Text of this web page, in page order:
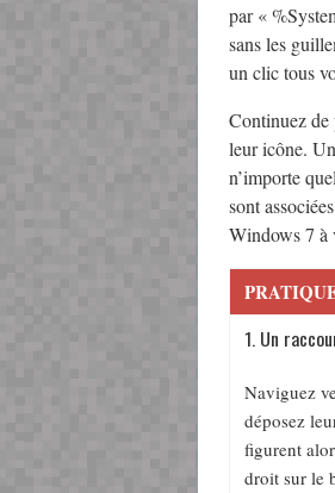
par «
sans les
un clic tous
Continuez de
leur icône.
n’importe
sont
Windows 7 à
1. Un
Naviguez
déposez
figurent
droit sur le